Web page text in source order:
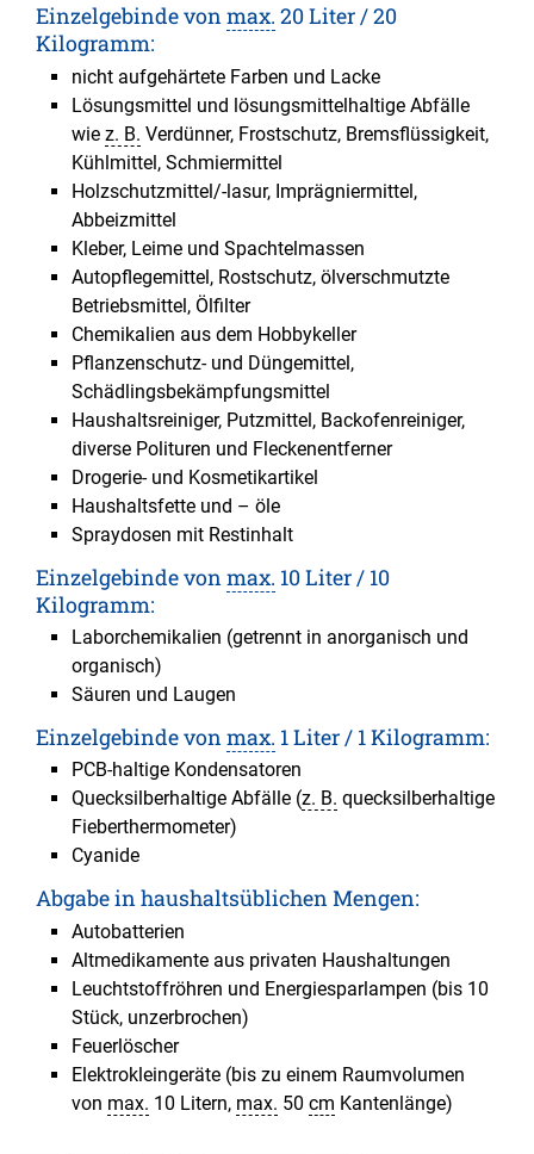
Einzelgebinde vonmax. 20 Liter / 20
Kilogramm:
nicht aufgehärtete Farben und Lacke
Lösungsmittel und lösungsmittelhaltige Abfälle
wie z. B. Verdünner, Frostschutz, Bremsflüssigkeit,
Kühlmittel, Schmiermittel
Holzschutzmittel/-lasur, Imprägniermittel,
Abbeizmittel
Kleber, Leime und Spachtelmassen
Autopflegemittel, Rostschutz, ölverschmutzte
Betriebsmittel, Ölfilter
Chemikalien aus dem Hobbykeller
Pflanzenschutz- und Düngemittel,
Schädlingsbekämpfungsmittel
Haushaltsreiniger, Putzmittel, Backofenreiniger,
diverse Polituren und Fleckenentferner
Drogerie- und Kosmetikartikel
Haushaltsfette und – öle
Spraydosen mit Restinhalt
Einzelgebinde von max. 10 Liter / 10
Kilogramm:
Laborchemikalien (getrennt in anorganisch und
organisch)
Säuren und Laugen
Einzelgebinde vonmax. 1 Liter / 1 Kilogramm:
PCB-haltige Kondensatoren
Quecksilberhaltige Abfälle (z. B. quecksilberhaltige
Fieberthermometer)
Cyanide
Abgabe in haushaltsüblichen Mengen:
Autobatterien
Altmedikamente aus privaten Haushaltungen
Leuchtstoffröhren und Energiesparlampen (bis 10
Stück, unzerbrochen)
Feuerlöscher
Elektrokleingeräte (bis zu einem Raumvolumen
von max. 10 Litern, max. 50 cm Kantenlänge)